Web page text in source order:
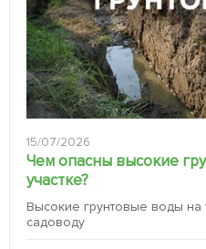
15/07/2026
Чем опасны высокие
участке?
Высокие грунтовые воды на
садоводу